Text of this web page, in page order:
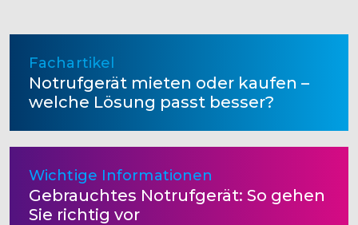
Fachartikel
Notrufgerät mieten oder kaufen –
welche Lösung passt besser?
Wichtige Informationen
Gebrauchtes Notrufgerät: So gehen
Sie richtig vor